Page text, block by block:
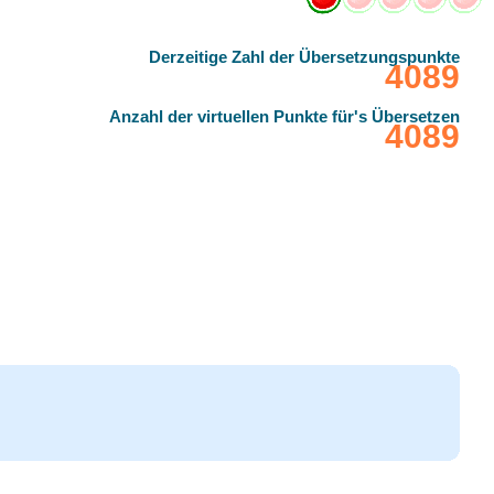
Derzeitige Zahl der Übersetzungspunkte
‎4089
Anzahl der virtuellen Punkte für's Übersetzen
‎4089